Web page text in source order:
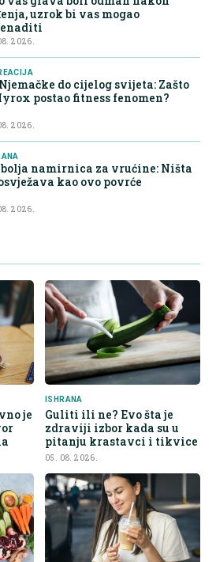
uzrok bi vas mogao
2026.
do cijelog svijeta: Zašto
postao fitness fenomen?
2026.
namirnica za vrućine: Ništa
kao ovo povrće
2026.
je
ISHRANA
Guliti ili ne? Evo šta je
zdraviji izbor kada su u
pitanju krastavci i tikvice
05. 08. 2026.